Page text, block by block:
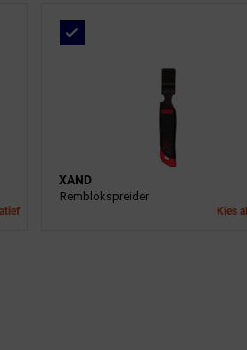
XAND
Remblokspreider
Kies